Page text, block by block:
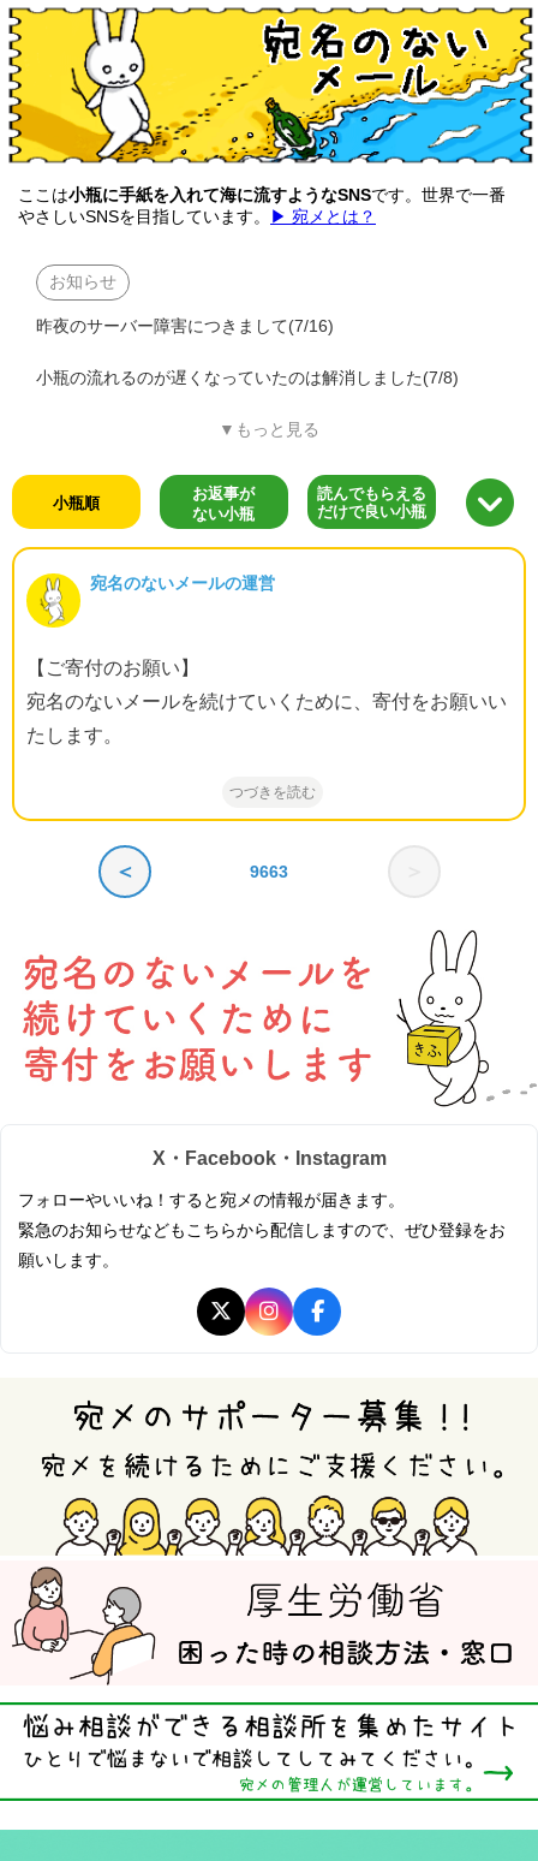
ここは小瓶に手紙を入れて海に流すようなSNSです。世界で一番
やさしいSNSを目指しています。
▶ 宛メとは？
お知らせ
昨夜のサーバー障害につきまして(7/16)
小瓶の流れるのが遅くなっていたのは解消しました(7/8)
▼もっと見る
小瓶順
お返事が
ない小瓶
読んでもらえる
だけで良い小瓶
宛名のないメールの運営
【ご寄付のお願い】
宛名のないメールを続けていくために、寄付をお願いい
たします。
つづきを読む
＜ 9663
X・Facebook・Instagram
フォローやいいね！すると宛メの情報が届きます。
緊急のお知らせなどもこちらから配信しますので、ぜひ登録をお
願いします。